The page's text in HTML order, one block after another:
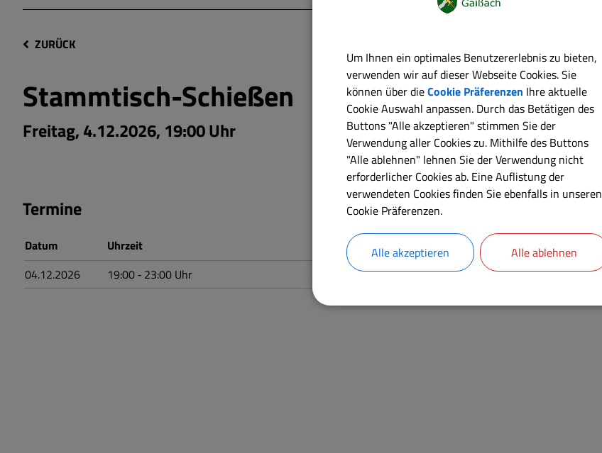
ZURÜCK
Stammtisch-Schießen
Freitag, 4.12.2026, 19:00 Uhr
Termine
Datum Uhrzeit
Buchungs-Link
04.12.2026
19:00‐ 23:00 Uhr
Um Ihnen ein optimales Benutzererlebnis zu bieten,
verwenden wir auf dieser Webseite Cookies. Sie
können über dieCookie Präferenzen Ihre aktuelle
Cookie Auswahl anpassen. Durch das Betätigen des
Buttons "Alle akzeptieren" stimmen Sie der
Verwendung aller Cookies zu. Mithilfe des Buttons
"Alle ablehnen" lehnen Sie der Verwendung nicht
erforderlicher Cookies ab. Eine Auflistung der
verwendeten Cookies finden Sie ebenfalls in unseren
Cookie Präferenzen.
Alle akzeptieren Alle ablehnen